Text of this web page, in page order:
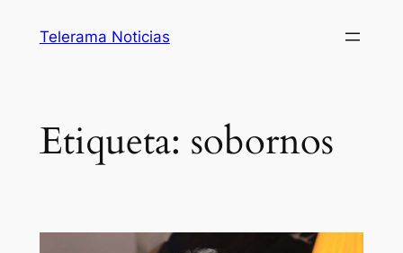
Telerama Noticias
Etiqueta: sobornos